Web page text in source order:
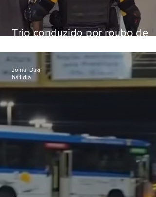
Trio conduzido por roubo de
passagens
Jornal Daki
há 1 dia